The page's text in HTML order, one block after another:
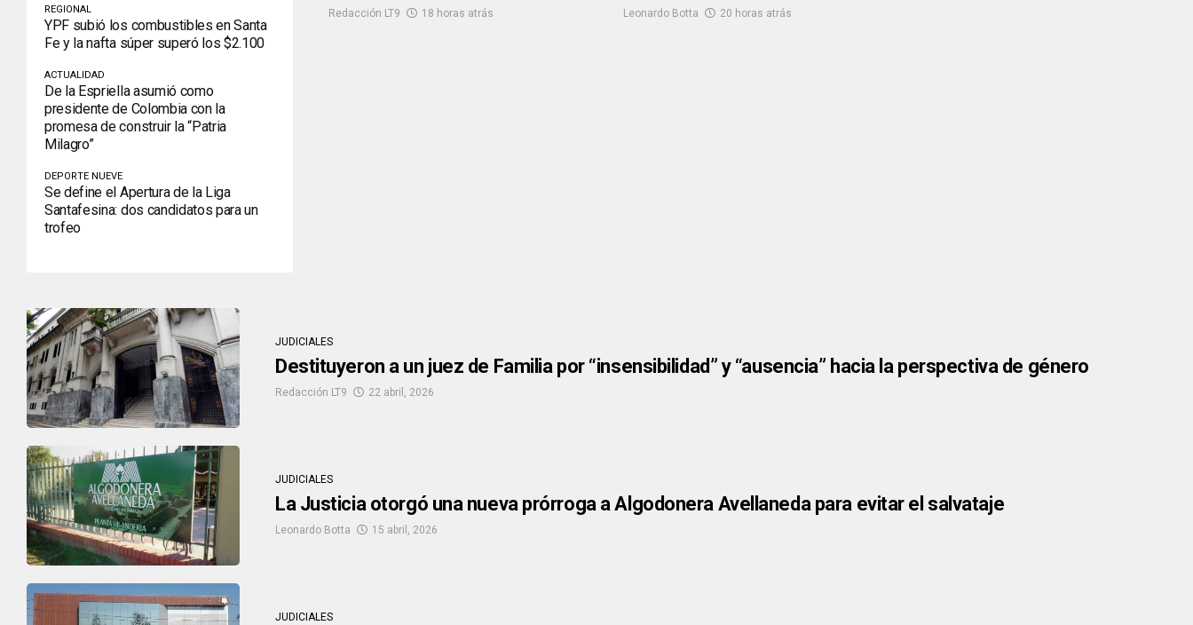
Redacción LT9 18 horas atrás Leonardo Botta 20 horas atrás
REGIONAL
YPF subió los combustibles en Santa
Fe y la nafta súper superó los $2.100
ACTUALIDAD
De la Espriella asumió como
presidente de Colombia con la
promesa de construir la “Patria
Milagro”
DEPORTE NUEVE
Se define el Apertura de la Liga
Santafesina: dos candidatos para un
trofeo
JUDICIALES
Destituyeron a un juez de Familia por “insensibilidad” y “ausencia” hacia la perspectiva de género
Redacción LT9 22 abril, 2026
JUDICIALES
La Justicia otorgó una nueva prórroga a Algodonera Avellaneda para evitar el salvataje
Leonardo Botta 15 abril, 2026
JUDICIALES